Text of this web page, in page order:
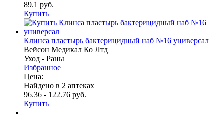
89.1 руб.
Купить
Клинса пластырь бактерицидный наб №16 универсал
Вейсон Медикал Ко Лтд
Уход - Раны
Избранное
Цена:
Найдено в 2 аптеках
96.36 - 122.76 руб.
Купить